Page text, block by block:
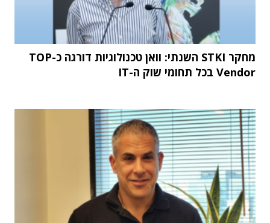
מחקר STKI השנתי: וואן טכנולוגיות דורגה כ-TOP
Vendor בכל תחומי שוק ה-IT